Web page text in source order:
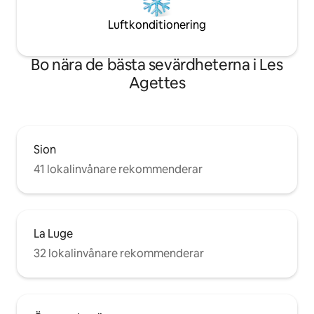
Luftkonditionering
Bo nära de bästa sevärdheterna i Les
Agettes
Sion
41 lokalinvånare rekommenderar
La Luge
32 lokalinvånare rekommenderar